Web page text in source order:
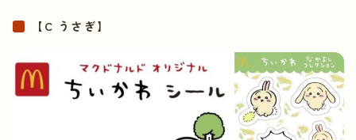
【C うさぎ】